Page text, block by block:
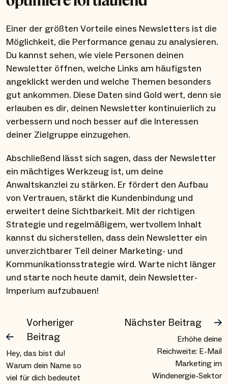
Einer der größten Vorteile eines Newsletters ist die
Möglichkeit, die Performance genau zu analysieren.
Du kannst sehen, wie viele Personen deinen
Newsletter öffnen, welche Links am häufigsten
angeklickt werden und welche Themen besonders
gut ankommen. Diese Daten sind Gold wert, denn sie
erlauben es dir, deinen Newsletter kontinuierlich zu
verbessern und noch besser auf die Interessen
deiner Zielgruppe einzugehen.
Abschließend lässt sich sagen, dass der Newsletter
ein mächtiges Werkzeug ist, um deine
Anwaltskanzlei zu stärken. Er fördert den Aufbau
von Vertrauen, stärkt die Kundenbindung und
erweitert deine Sichtbarkeit. Mit der richtigen
Strategie und regelmäßigem, wertvollem Inhalt
kannst du sicherstellen, dass dein Newsletter ein
unverzichtbarer Teil deiner Marketing- und
Kommunikationsstrategie wird. Warte nicht länger
und starte noch heute damit, dein Newsletter-
Imperium aufzubauen!
Vorheriger
Beitrag
Hey, das bist du!
Warum dein Name so
viel für dich bedeutet
Nächster Beitrag
Erhöhe deine
Reichweite: E-Mail
Marketing im
Windenergie-Sektor